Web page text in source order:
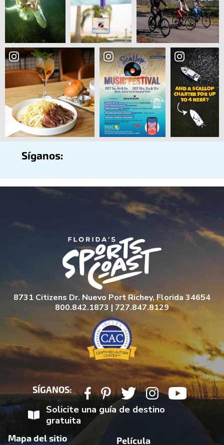
Síganos:
8731 Citizens Dr. Nuevo Port Richey, Florida 34654
800.842.1873 | 727.847.8129
SÍGANOS:
Solicite una guía de destino
gratuita
Mapa del sitio Película